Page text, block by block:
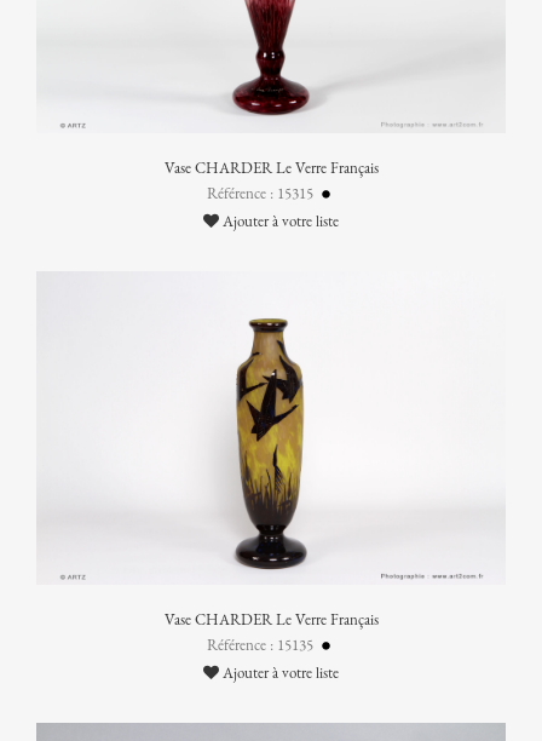
Vase CHARDER Le Verre Français
Référence : 15315
Ajouter à votre liste
Vase CHARDER Le Verre Français
Référence : 15135
Ajouter à votre liste